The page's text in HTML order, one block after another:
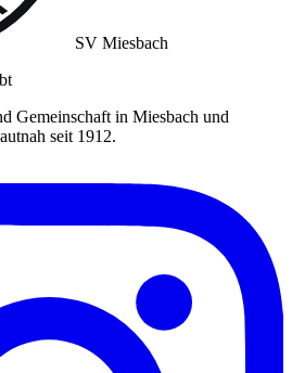
SV Miesbach
Gemeinschaft in Miesbach und
seit 1912.